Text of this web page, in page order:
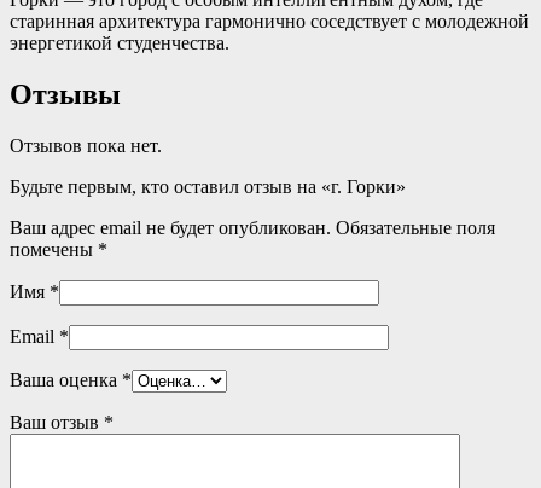
старинная архитектура гармонично соседствует с молодежной
энергетикой студенчества.
Отзывы
Отзывов пока нет.
Будьте первым, кто оставил отзыв на «г. Горки»
Ваш адрес email не будет опубликован. Обязательные поля
помечены *
Имя *
Email *
Ваша оценка *
Ваш отзыв *